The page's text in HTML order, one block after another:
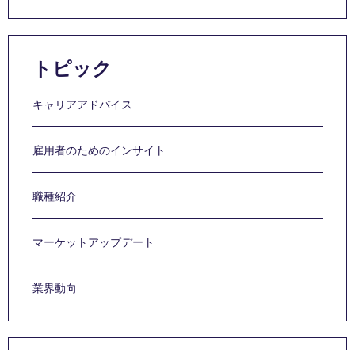
トピック
キャリアアドバイス
雇用者のためのインサイト
職種紹介
マーケットアップデート
業界動向